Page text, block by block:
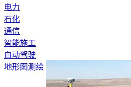
电力
石化
通信
智能施工
自动驾驶
地形图测绘